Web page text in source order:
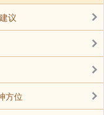
望他能沉醉其
爷的嘴上，寓意
议
方位